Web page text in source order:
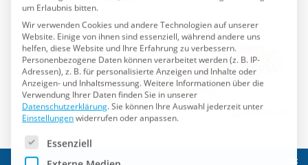
Wir verwenden Cookies und andere Technologien auf unserer
Website. Einige von ihnen sind essenziell, während andere uns
helfen, diese Website und Ihre Erfahrung zu verbessern.
Personenbezogene Daten können verarbeitet werden (z. B. IP-
Adressen), z. B. für personalisierte Anzeigen und Inhalte oder
Anzeigen- und Inhaltsmessung.Weitere Informationen über die
Verwendung Ihrer Daten finden Sie in unserer
Datenschutzerklärung. Sie können Ihre Auswahl jederzeit unter
Einstellungenwiderrufen oder anpassen.
Es folgt eine Liste der Service-Gruppen, für die eine
Externe Medien